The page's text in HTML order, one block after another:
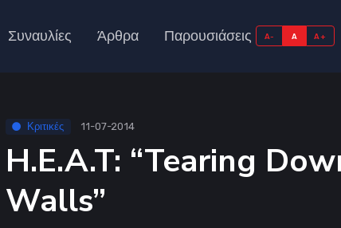
Συναυλίες Άρθρα Παρουσιάσεις A- A A+
Κριτικές 11-07-2014
H.E.A.T: “Tearing
Walls”